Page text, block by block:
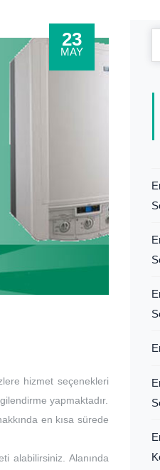
23
MAY
hizmet seçenekleri
yapmaktadır.
en kısa sürede
alabilirsiniz. Alanında